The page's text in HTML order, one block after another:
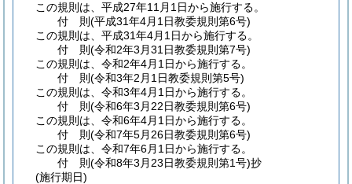
この規則は、平成27年11月1日から施行する。
付 則(平成31年4月1日教委規則第6号)
この規則は、平成31年4月1日から施行する。
付 則(令和2年3月31日教委規則第7号)
この規則は、令和2年4月1日から施行する。
付 則(令和3年2月1日教委規則第5号)
この規則は、令和3年4月1日から施行する。
付 則(令和6年3月22日教委規則第6号)
この規則は、令和6年4月1日から施行する。
付 則(令和7年5月26日教委規則第6号)
この規則は、令和7年6月1日から施行する。
付 則(令和8年3月23日教委規則第1号)抄
(施行期日)